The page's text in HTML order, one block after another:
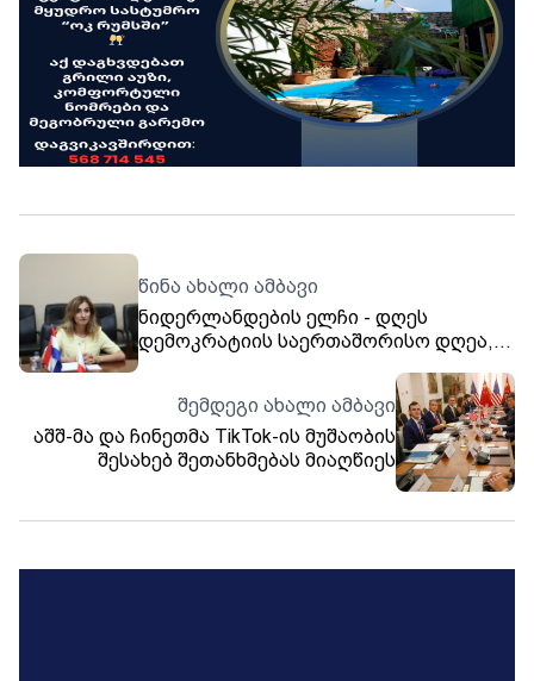
წინა ახალი ამბავი
ნიდერლანდების ელჩი - დღეს
დემოკრატიის საერთაშორისო დღეა,
აღსანიშნავი ბევრი არაფერია, რადგან
ბევრი ოპოზიციონერი ლიდერი
დაკავებულია
შემდეგი ახალი ამბავი
აშშ-მა და ჩინეთმა TikTok-ის მუშაობის
შესახებ შეთანხმებას მიაღწიეს